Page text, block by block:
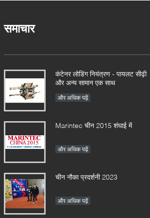
समाचार
कंटेनर लोडिंग नियंत्रण - पायलट सीढ़ी
और अन्य सामान एक साथ
और अधिक पढ़ें
Marintec चीन 2015 शंघाई में
और अधिक पढ़ें
चीन नौका प्रदर्शनी 2023
और अधिक पढ़ें